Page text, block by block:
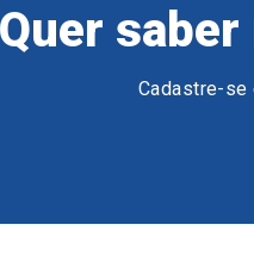
Quer
Cadastre-